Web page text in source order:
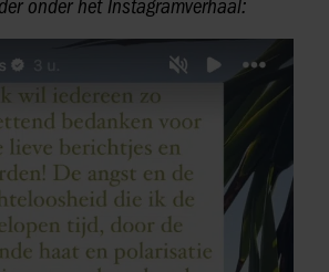
onder het Instagramverhaal: